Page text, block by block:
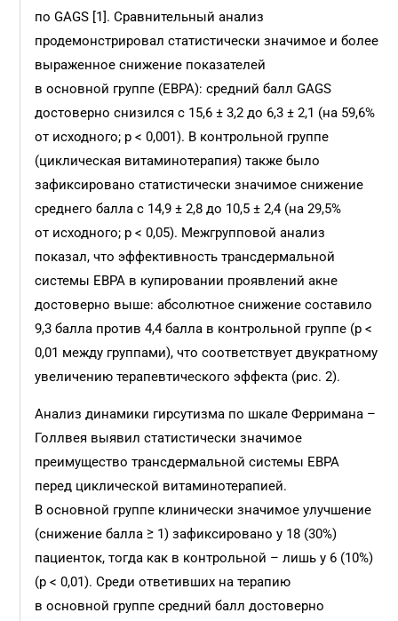
по GAGS [1]. Сравнительный анализ
продемонстрировал статистически значимое и более
выраженное снижение показателей
в основной группе (ЕВРА): средний балл GAGS
достоверно снизился с 15,6 ± 3,2 до 6,3 ± 2,1 (на 59,6%
от исходного; p < 0,001). В контрольной группе
(циклическая витаминотерапия) также было
зафиксировано статистически значимое снижение
среднего балла с 14,9 ± 2,8 до 10,5 ± 2,4 (на 29,5%
от исходного; p < 0,05). Межгрупповой анализ
показал, что эффективность трансдермальной
системы ЕВРА в купировании проявлений акне
достоверно выше: абсолютное снижение составило
9,3 балла против 4,4 балла в контрольной группе (p <
0,01 между группами), что соответствует двукратному
увеличению терапевтического эффекта (рис. 2).
Анализ динамики гирсутизма по шкале Ферримана –
Голлвея выявил статистически значимое
преимущество трансдермальной системы ЕВРА
перед циклической витаминотерапией.
В основной группе клинически значимое улучшение
(снижение балла ≥ 1) зафиксировано у 18 (30%)
пациенток, тогда как в контрольной – лишь у 6 (10%)
(p < 0,01). Среди ответивших на терапию
в основной группе средний балл достоверно